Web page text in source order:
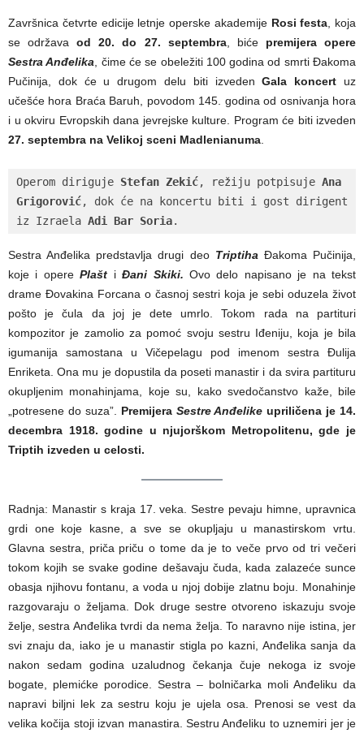
Završnica četvrte edicije letnje operske akademije Rosi festa , koja
se održavaod 20. do 27. septembra, biće premijera opere
Sestra Anđelika , čime će se obeležiti 100 godina od smrti Đakoma
Pučinija, dok će u drugom delu biti izvedenGala koncert uz
učešće hora Braća Baruh, povodom 145. godina od osnivanja hora
i u okviru Evropskih dana jevrejske kulture. Program će biti izveden
27. septembra na Velikoj sceni Madlenianuma
Operom diriguje Stefan Zekić, režiju potpisuje Ana
Grigorović, dok će na koncertu biti i gost dirigent
iz Izraela Adi Bar Soria.
Sestra Anđelika predstavlja drugi deo Triptiha Đakoma Pučinija,
koje i operePlašt iĐani Skiki. Ovo delo napisano je na tekst
drame Đovakina Forcana o časnoj sestri koja je sebi oduzela život
pošto je čula da joj je dete umrlo. Tokom rada na partituri
kompozitor je zamolio za pomoć svoju sestru Iđeniju, koja je bila
igumanija samostana u Vičepelagu pod imenom sestra Đulija
Enriketa. Ona mu je dopustila da poseti manastir i da svira partituru
okupljenim monahinjama, koje su, kako svedočanstvo kaže, bile
„potresene do suza”. Premijera Sestre Anđelike upriličena je 14.
decembra 1918. godine u njujorškom Metropolitenu, gde je
Triptih izveden u celosti.
Radnja: Manastir s kraja 17. veka. Sestre pevaju himne, upravnica
grdi one koje kasne, a sve se okupljaju u manastirskom vrtu.
Glavna sestra, priča priču o tome da je to veče prvo od tri večeri
tokom kojih se svake godine dešavaju čuda, kada zalazeće sunce
obasja njihovu fontanu, a voda u njoj dobije zlatnu boju. Monahinje
razgovaraju o željama. Dok druge sestre otvoreno iskazuju svoje
želje, sestra Anđelika tvrdi da nema želja. To naravno nije istina, jer
svi znaju da, iako je u manastir stigla po kazni, Anđelika sanja da
nakon sedam godina uzaludnog čekanja čuje nekoga iz svoje
bogate, plemićke porodice. Sestra – bolničarka moli Anđeliku da
napravi biljni lek za sestru koju je ujela osa. Prenosi se vest da
velika kočija stoji izvan manastira. Sestru Anđeliku to uznemiri jer je